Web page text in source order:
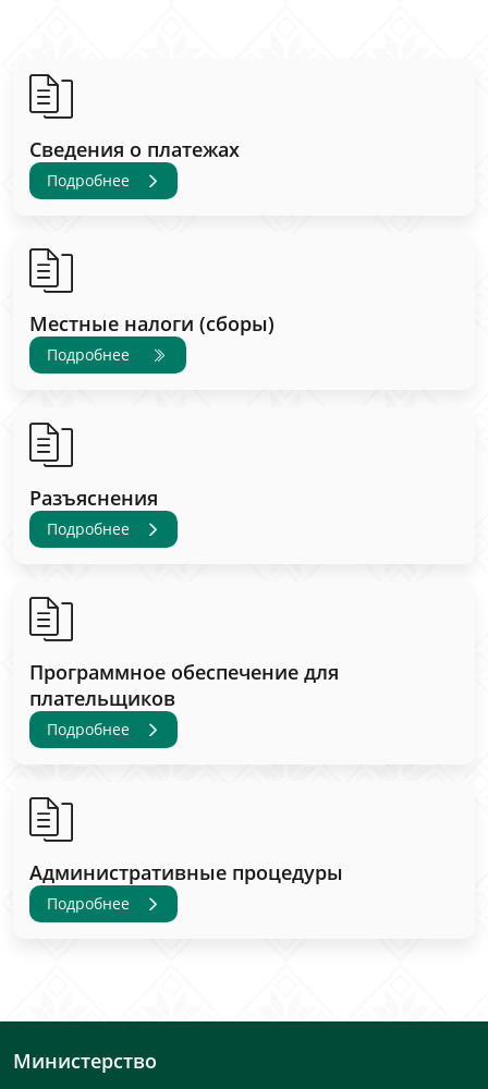
Сведения о платежах
Подробнее
Местные налоги (сборы)
Подробнее
Разъяснения
Подробнее
Программное обеспечение для
плательщиков
Подробнее
Административные процедуры
Подробнее
Министерство